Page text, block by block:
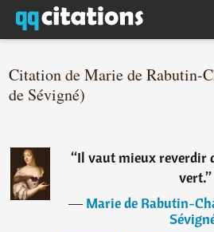
Citation de Marie de Rabutin-
de Sévigné)
“Il vaut mieux reverdir
vert.”
―Marie de Rabutin-